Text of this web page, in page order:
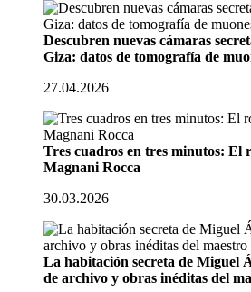
Descubren nuevas cámaras
Giza: datos de tomografía de
27.04.2026
Tres cuadros en tres minutos: El
Magnani Rocca
30.03.2026
La habitación secreta de Miguel
de archivo y obras inéditas del